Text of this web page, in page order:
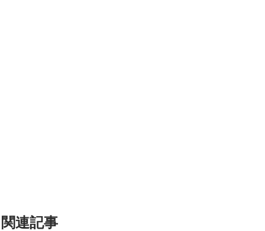
関連記事